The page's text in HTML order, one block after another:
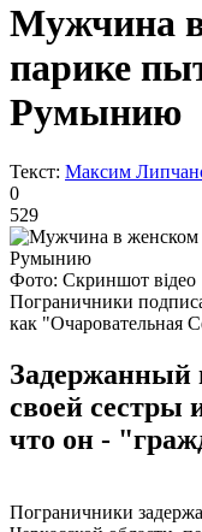
Мужчина
парике
Румынию
Текст: Максим
0
529
Фото: Скриншот відео
Пограничники
как "Очаровательная
Задержанный
своей сестры
что он -
Пограничники